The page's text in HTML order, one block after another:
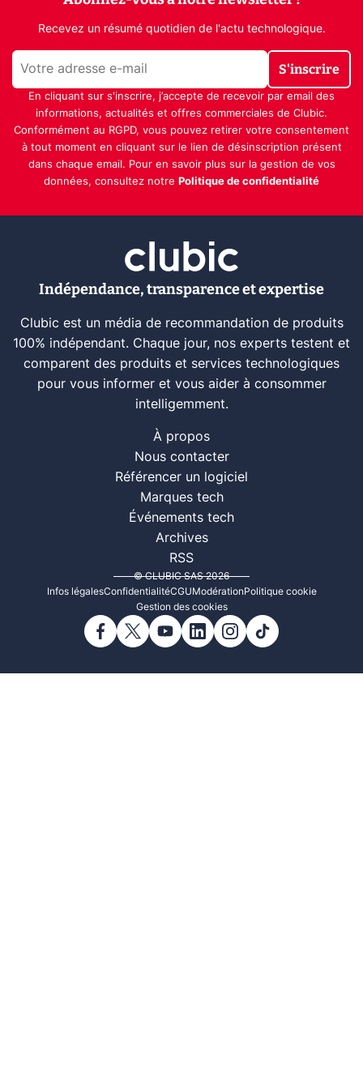
Recevez un résumé quotidien de l'actu technologique.
S'inscrire
En cliquant sur s'inscrire, j’accepte de recevoir par email des
informations, actualités et offres commerciales de Clubic.
Conformément au RGPD, vous pouvez retirer votre consentement
à tout moment en cliquant sur le lien de désinscription présent
dans chaque email. Pour en savoir plus sur la gestion de vos
données, consultez notre Politique de confidentialité
Indépendance, transparence et expertise
Clubic est un média de recommandation de produits
100% indépendant. Chaque jour, nos experts testent et
comparent des produits et services technologiques
pour vous informer et vous aider à consommer
intelligemment.
À propos
Nous contacter
Référencer un logiciel
Marques tech
Événements tech
Archives
RSS
© CLUBIC SAS 2026
Infos légalesConfidentialitéCGUModérationPolitique cookie
Gestion des cookies